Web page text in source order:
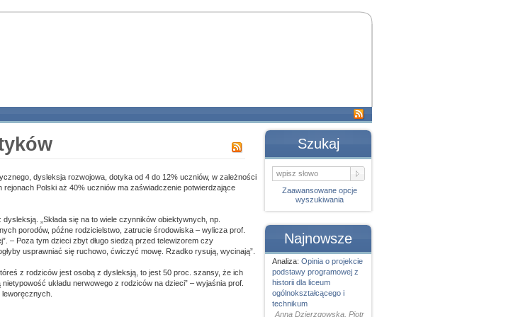
dysleksja rozwojowa, dotyka od 4 do 12% uczniów, w zależności
Polski aż 40% uczniów ma zaświadczenie potwierdzające
„Składa się na to wiele czynników obiektywnych, np.
porodów, późne rodzicielstwo, zatrucie środowiska – wylicza prof.
– Poza tym dzieci zbyt długo siedzą przed telewizorem czy
usprawniać się ruchowo, ćwiczyć mowę. Rzadko rysują, wycinają”.
z rodziców jest osobą z dysleksją, to jest 50 proc. szansy, że ich
układu nerwowego z rodziców na dzieci” – wyjaśnia prof.
Szukaj
Zaawansowane opcje
wyszukiwania
Najnowsze
Analiza: Opinia o projekcie
podstawy programowej z
historii dla liceum
ogólnokształcącego i
technikum
Anna Dzierzgowska, Piotr